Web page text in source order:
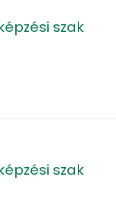
szak
szak